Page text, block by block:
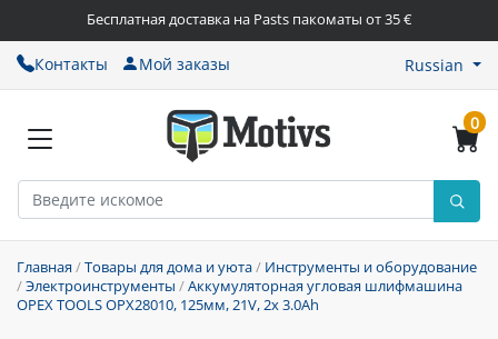
Бесплатная доставка на Pasts пакоматы от 35 €
Контакты Мой заказы Russian
0
Главная/Товары для дома и уюта/ Инструменты и оборудование
/Электроинструменты /Аккумуляторная угловая шлифмашина
OPEX TOOLS OPX28010, 125мм, 21V, 2x 3.0Ah